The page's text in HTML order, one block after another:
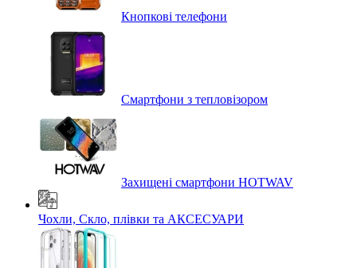
Кнопкові телефони
Смартфони з тепловізором
Захищені смартфони HOTWAV
Чохли, Скло, плівки та АКСЕСУАРИ